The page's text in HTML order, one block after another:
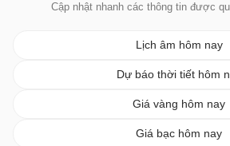
Cập nhật nhanh các thông tin được
Lịch âm hôm nay
Dự báo thời tiết hôm
Giá vàng hôm nay
Giá bạc hôm nay